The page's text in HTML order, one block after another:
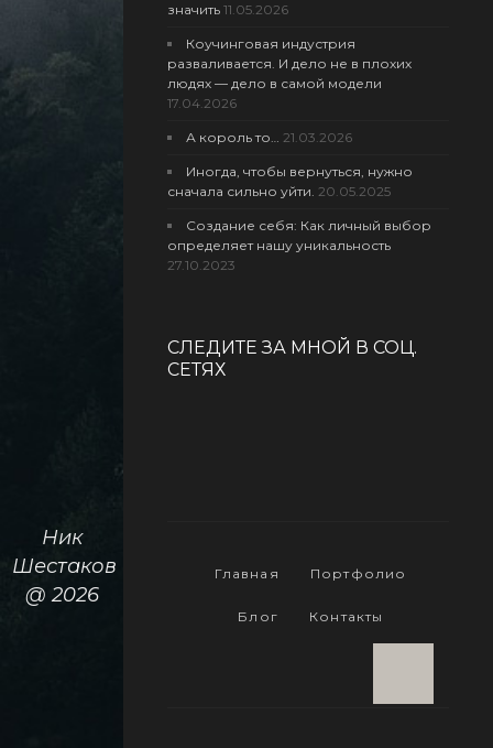
Ник
Шестаков
@ 2026
значить 11.05.2026
Коучинговая индустрия
разваливается. И дело не в плохих
людях — дело в самой модели
17.04.2026
А король то… 21.03.2026
Иногда, чтобы вернуться, нужно
сначала сильно уйти. 20.05.2025
Создание себя: Как личный выбор
определяет нашу уникальность
27.10.2023
СЛЕДИТЕ ЗА МНОЙ В СОЦ.
СЕТЯХ
Главная Портфолио
Блог Контакты